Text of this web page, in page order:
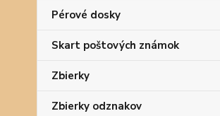
Pérové dosky
Skart poštových známok
Zbierky
Zbierky odznakov